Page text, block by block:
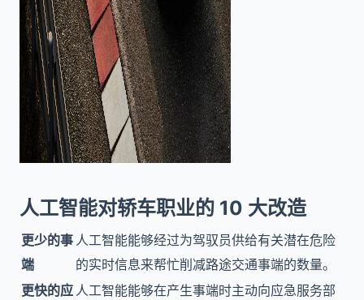
人工智能对轿车职业的 10 大改造
更少的事
端
人工智能能够经过为驾驭员供给有关潜在危险
的实时信息来帮忙削减路途交通事端的数量。
更快的应 人工智能能够在产生事端时主动向应急服务部